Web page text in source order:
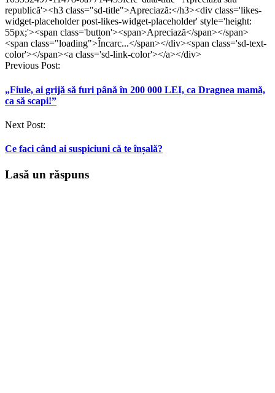
republică'><h3 class="sd-title">Apreciază:</h3><div class='likes-
widget-placeholder post-likes-widget-placeholder' style='height:
55px;'><span class='button'><span>Apreciază</span></span>
<span class="loading">Încarc...</span></div><span class='sd-text-
color'></span><a class='sd-link-color'></a></div>
Post
Previous Post:
„Fiule, ai grijă să furi până în 200 000 LEI, ca Dragnea mamă,
ca să scapi!”
Next Post:
Ce faci când ai suspiciuni că te înșală?
Lasă un răspuns